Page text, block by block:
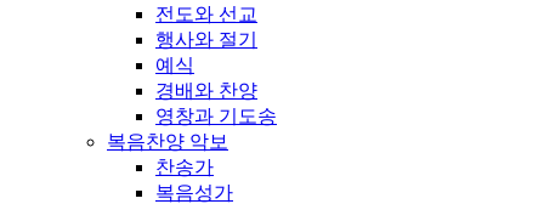
전도와 선교
행사와 절기
예식
경배와 찬양
영창과 기도송
복음찬양 악보
찬송가
복음성가